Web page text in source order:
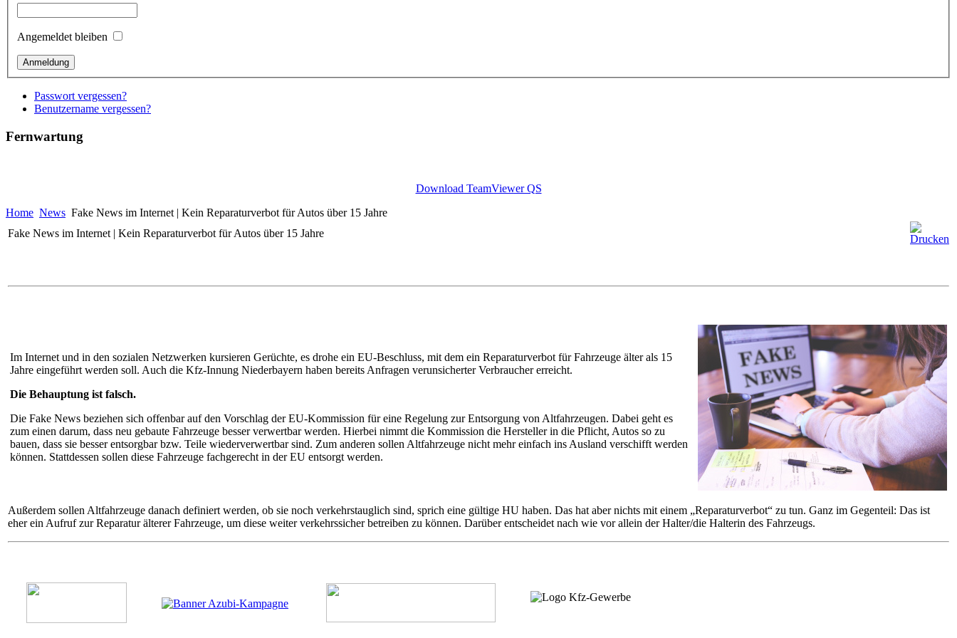
Angemeldet bleiben
Passwort vergessen?
Benutzername vergessen?
Fernwartung
Download TeamViewer QS
Home News Fake News im Internet | Kein Reparaturverbot für Autos über 15 Jahre
Fake News im Internet | Kein Reparaturverbot für Autos über 15 Jahre
Im Internet und in den sozialen Netzwerken kursieren Gerüchte, es drohe ein EU-Beschluss, mit dem ein Reparaturverbot für Fahrzeuge älter als 15
Jahre eingeführt werden soll. Auch die Kfz-Innung Niederbayern haben bereits Anfragen verunsicherter Verbraucher erreicht.
Die Behauptung ist falsch.
Die Fake News beziehen sich offenbar auf den Vorschlag der EU-Kommission für eine Regelung zur Entsorgung von Altfahrzeugen. Dabei geht es
zum einen darum, dass neu gebaute Fahrzeuge besser verwertbar werden. Hierbei nimmt die Kommission die Hersteller in die Pflicht, Autos so zu
bauen, dass sie besser entsorgbar bzw. Teile wiederverwertbar sind. Zum anderen sollen Altfahrzeuge nicht mehr einfach ins Ausland verschifft werden
können. Stattdessen sollen diese Fahrzeuge fachgerecht in der EU entsorgt werden.
Außerdem sollen Altfahrzeuge danach definiert werden, ob sie noch verkehrstauglich sind, sprich eine gültige HU haben. Das hat aber nichts mit einem „Reparaturverbot“ zu tun. Ganz im Gegenteil: Das ist
eher ein Aufruf zur Reparatur älterer Fahrzeuge, um diese weiter verkehrssicher betreiben zu können. Darüber entscheidet nach wie vor allein der Halter/die Halterin des Fahrzeugs.